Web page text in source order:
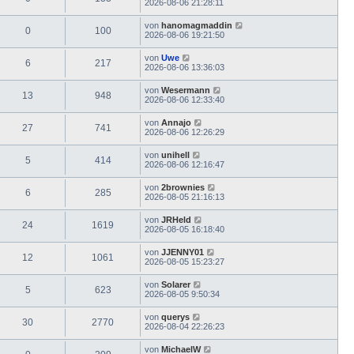
2026-08-06 21:28:11
0 100 von hanomagmaddin
2026-08-06 19:21:50
6 217 von Uwe
2026-08-06 13:36:03
13 948 von Wesermann
2026-08-06 12:33:40
27 741 von Annajo
2026-08-06 12:26:29
5 414 von unihell
2026-08-06 12:16:47
6 285 von 2brownies
2026-08-05 21:16:13
24 1619 von JRHeld
2026-08-05 16:18:40
12 1061 von JJENNY01
2026-08-05 15:23:27
5 623 von Solarer
2026-08-05 9:50:34
30 2770 von querys
2026-08-04 22:26:23
von MichaelW